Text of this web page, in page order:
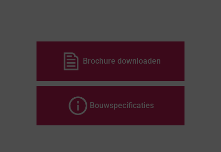
Brochure downloaden
Bouwspecificaties